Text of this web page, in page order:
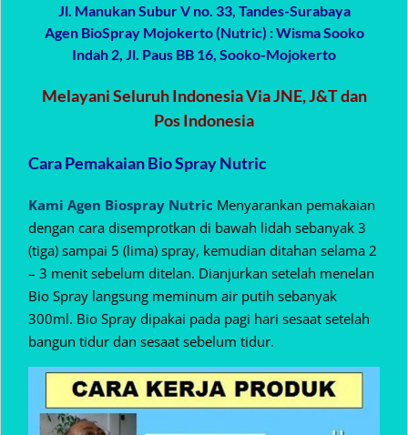
Jl. Manukan Subur V no. 33, Tandes-Surabaya
Agen BioSpray Mojokerto (Nutric) : Wisma Sooko
Indah 2, Jl. Paus BB 16, Sooko-Mojokerto
Melayani Seluruh Indonesia Via JNE, J&T dan
Pos Indonesia
Cara Pemakaian Bio Spray Nutric
Kami Agen Biospray Nutric Menyarankan pemakaian
dengan cara disemprotkan di bawah lidah sebanyak 3
(tiga) sampai 5 (lima) spray, kemudian ditahan selama 2
– 3 menit sebelum ditelan. Dianjurkan setelah menelan
Bio Spray langsung meminum air putih sebanyak
300ml. Bio Spray dipakai pada pagi hari sesaat setelah
bangun tidur dan sesaat sebelum tidur.